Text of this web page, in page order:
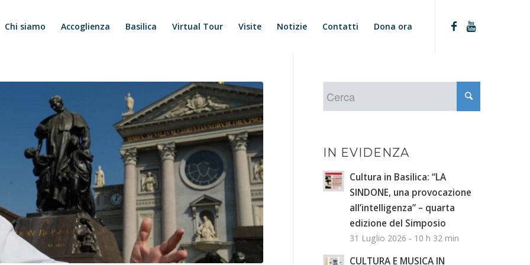
Chi siamo Accoglienza Basilica Virtual Tour Visite Notizie Contatti Dona ora
IN EVIDENZA
Cultura in Basilica: “LA
SINDONE, una provocazione
all’intelligenza” – quarta
edizione del Simposio
31 Luglio 2026 - 10 h 32 min
CULTURA E MUSICA IN